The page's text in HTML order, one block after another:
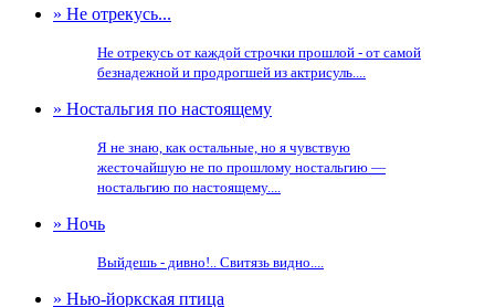
» Не отрекусь...
Не отрекусь от каждой строчки прошлой - от самой
безнадежной и продрогшей из актрисуль....
» Ностальгия по настоящему
Я не знаю, как остальные, но я чувствую
жесточайшую не по прошлому ностальгию —
ностальгию по настоящему....
» Ночь
Выйдешь - дивно!.. Свитязь видно....
» Нью-йоркская птица